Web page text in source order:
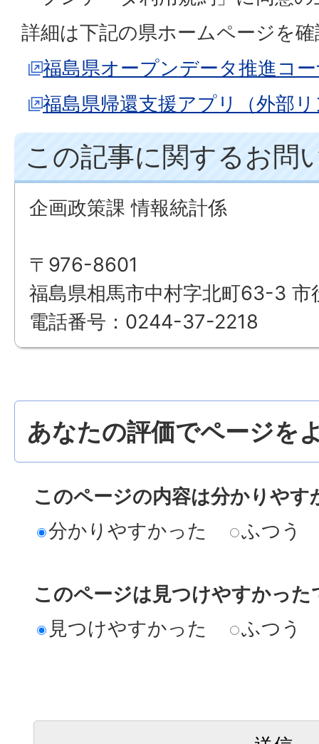
詳細は下記の県ホームページを
福島県オープンデータ推進コ
福島県帰還支援アプリ（外部
この記事に関するお問
企画政策課 情報統計係
〒976-8601
福島県相馬市中村字北町63-3 市
電話番号：0244-37-2218
あなたの評価でページを
このページの内容は分かりやす
分かりやすかった
ふつう
このページは見つけやすかった
見つけやすかった
ふつう